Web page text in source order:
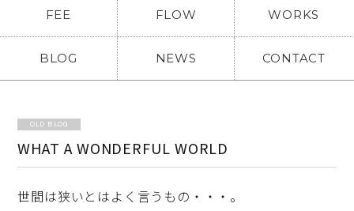
FEE FLOW WORKS
BLOG NEWS CONTACT
OLD BLOG
WHAT A WONDERFUL WORLD
世間は狭いとはよく言うもの・・・。